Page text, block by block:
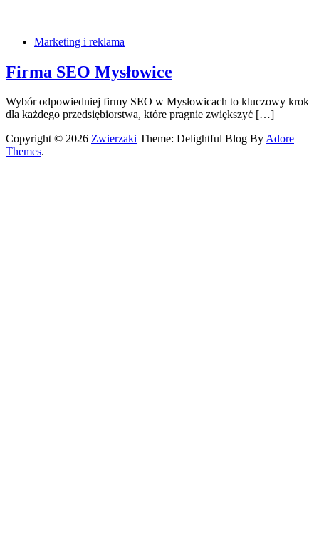
Marketing i reklama
Firma SEO Mysłowice
Wybór odpowiedniej firmy SEO w Mysłowicach to kluczowy krok
dla każdego przedsiębiorstwa, które pragnie zwiększyć […]
Copyright © 2026 Zwierzaki Theme: Delightful Blog ByAdore
Themes.